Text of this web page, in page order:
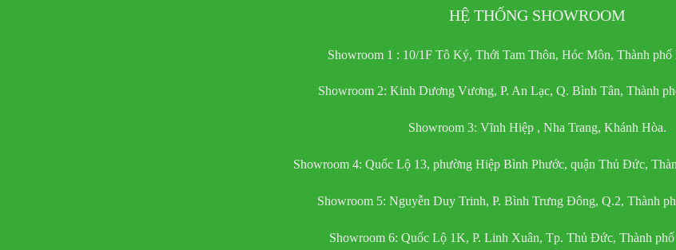
HỆ THỐNG SHOWROOM
Showroom 1 : 10/1F Tô Ký, Thới Tam Thôn, Hóc Môn, Thành
Showroom 2: Kinh Dương Vương, P. An Lạc, Q. Bình Tân, Thành
Showroom 3: Vĩnh Hiệp , Nha Trang, Khánh Hòa.
Showroom 4: Quốc Lộ 13, phường Hiệp Bình Phước, quận Thủ Đức,
Showroom 5: Nguyễn Duy Trinh, P. Bình Trưng Đông, Q.2, Thành
Showroom 6: Quốc Lộ 1K, P. Linh Xuân, Tp. Thủ Đức, Thành